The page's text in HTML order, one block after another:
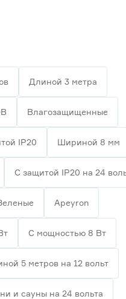
Длиной 3 метра
Влагозащищенные
IP20 Шириной 8 мм
С защитой IP20 на 24
Apeyron
С мощностью 8 Вт
5 метров на 12 вольт
и сауны на 24 вольта